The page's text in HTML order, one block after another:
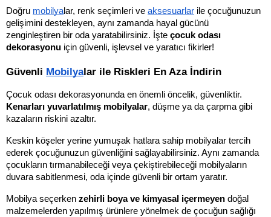
Doğru mobilyalar, renk seçimleri ve aksesuarlar ile çocuğunuzun
gelişimini destekleyen, aynı zamanda hayal gücünü
zenginleştiren bir oda yaratabilirsiniz. İşte çocuk odası
dekorasyonu için güvenli, işlevsel ve yaratıcı fikirler!
Güvenli Mobilyalar ile Riskleri En Aza İndirin
Kenarları yuvarlatılmış mobilyalar, düşme ya da çarpma gibi
kazaların riskini azaltır.
Keskin köşeler yerine yumuşak hatlara sahip mobilyalar tercih
ederek çocuğunuzun güvenliğini sağlayabilirsiniz. Aynı zamanda
çocukların tırmanabileceği veya çekiştirebileceği mobilyaların
duvara sabitlenmesi, oda içinde güvenli bir ortam yaratır.
Mobilya seçerken zehirli boya ve kimyasal içermeyen doğal
malzemelerden yapılmış ürünlere yönelmek de çocuğun sağlığı